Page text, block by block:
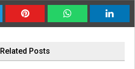
Related Posts